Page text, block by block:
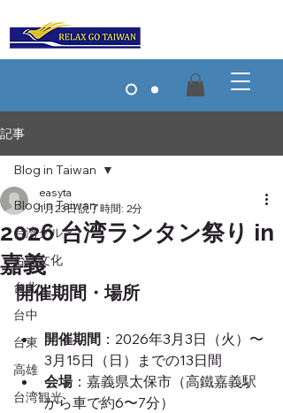
記事
Blog in Taiwan
台湾グルメ
台湾文化
台北
台中
台東
高雄
台湾観光
Blog in Taiwan
2026 台湾ランタン祭り in
嘉義
easyta
1月23日読了時間: 2分
開催期間・場所
開催期間 ：2026年3月3日（火）〜
3月15日（日）までの13日間
会場：嘉義県太保市（高鐵嘉義駅
から車で約6〜7分）